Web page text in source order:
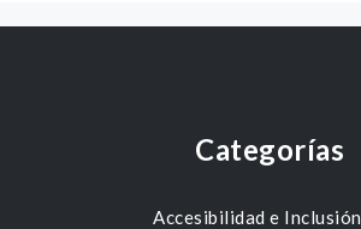
Categorías
Accesibilidad e Inclusión